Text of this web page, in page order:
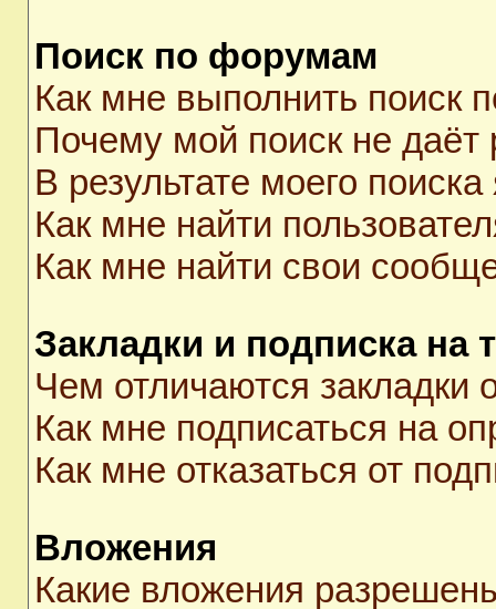
Поиск по форумам
Как мне выполнить
Почему мой поиск не даёт
В результате моего
Как мне найти
Как мне найти свои
Закладки и подписка на
Чем отличаются закладки
Как мне подписаться на
Как мне отказаться от
Вложения
Какие вложения